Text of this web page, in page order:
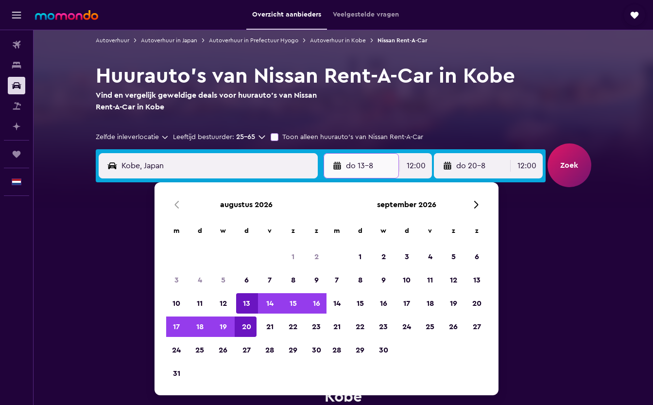
Overzicht aanbieders Veelgestelde vragen
Autoverhuur Autoverhuur in Japan Autoverhuur in Prefectuur Hyogo Autoverhuur in Kobe Nissan Rent-A-Car
Huurauto's van Nissan Rent-A-Car in Kobe
Vind en vergelijk geweldige deals voor huurauto's van Nissan
Rent-A-Car in Kobe
Zelfde inleverlocatie Leeftijd bestuurder: 25-65 Toon alleen huurauto's van Nissan Rent-A-Car
do 13-8 12:00 do 20-8 12:00 Zoek
app 2023
Kobe
augustus 2026
m d w d v z z
1 2
3 4 5 6 7 8 9
10 11 12 13 14 15 16
17 18 19 20 21 22 23
24 25 26 27 28 29 30
31
september 2026
m d w d v z z
1 2 3 4 5 6
7 8 9 10 11 12 13
14 15 16 17 18 19 20
21 22 23 24 25 26 27
28 29 30